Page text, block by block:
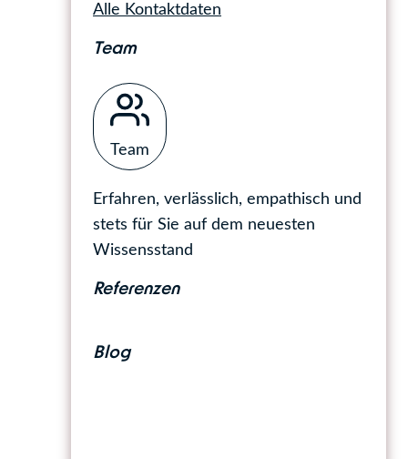
Alle Kontaktdaten
Team
Team
Erfahren, verlässlich, empathisch und
stets für Sie auf dem neuesten
Wissensstand
Referenzen
Blog